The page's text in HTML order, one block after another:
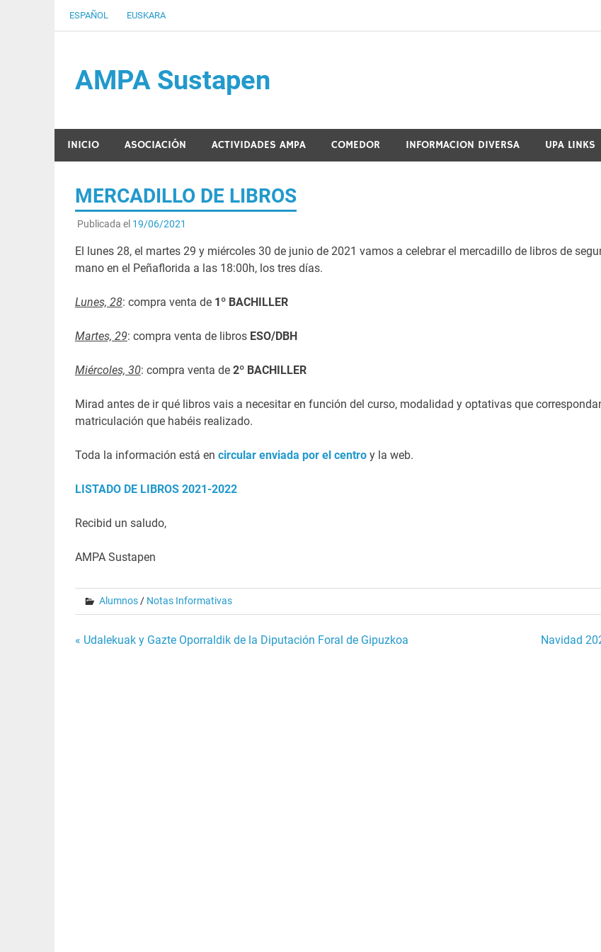
ESPAÑOL EUSKARA
AMPA Sustapen
INICIO ASOCIACIÓN ACTIVIDADES AMPA COMEDOR INFORMACION DIVERSA UPA LINKS
MERCADILLO DE LIBROS
Publicada el 19/06/2021
El lunes 28, el martes 29 y miércoles 30 de junio de 2021 vamos a celebrar el mercadillo de libros de
mano en el Peñaflorida a las 18:00h, los tres días.
Lunes, 28: compra venta de 1º BACHILLER
Martes, 29: compra venta de libros ESO/DBH
Miércoles, 30: compra venta de 2º BACHILLER
Mirad antes de ir qué libros vais a necesitar en función del curso, modalidad y optativas que
matriculación que habéis realizado.
Toda la información está en circular enviada por el centro y la web.
LISTADO DE LIBROS 2021-2022
Recibid un saludo,
AMPA Sustapen
Alumnos/ Notas Informativas
Navegación
« Udalekuak y Gazte Oporraldik de la Diputación Foral de Gipuzkoa Navidad